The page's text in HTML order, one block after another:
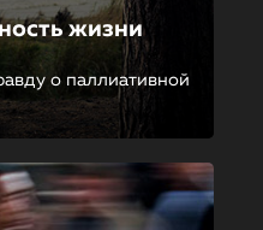
жизни
о паллиативной